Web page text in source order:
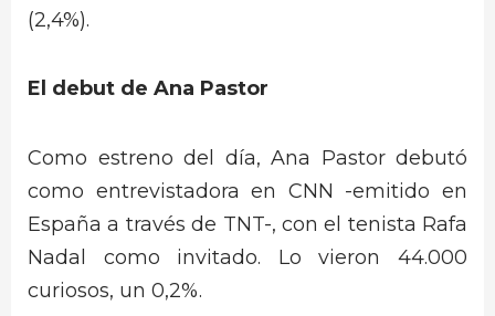
(2,4%).
El debut de Ana Pastor
Como estreno del día, Ana Pastor debutó
como entrevistadora en CNN -emitido en
España a través de TNT-, con el tenista Rafa
Nadal como invitado. Lo vieron 44.000
curiosos, un 0,2%.